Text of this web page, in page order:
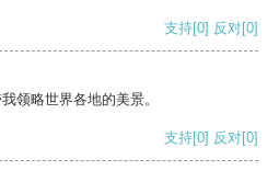
支持[0] 反对[0]
领略世界各地的美景。
支持[0] 反对[0]